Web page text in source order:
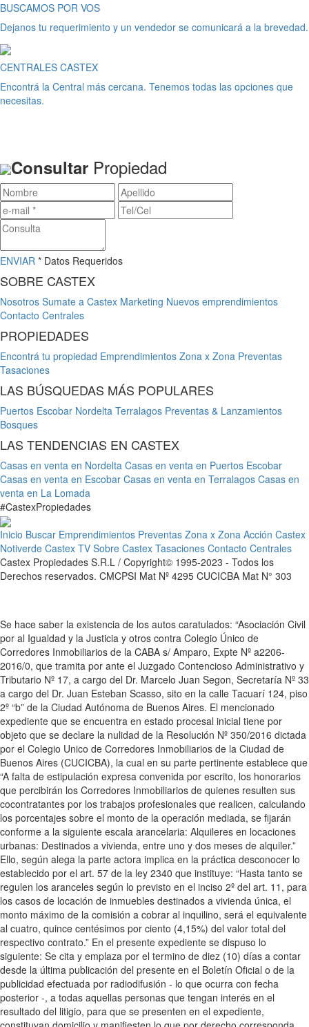
BUSCAMOS POR VOS
Dejanos tu requerimiento y un vendedor se comunicará a la brevedad.
CENTRALES CASTEX
Encontrá la Central más cercana. Tenemos todas las opciones que
necesitas.
Consultar Propiedad
ENVIAR * Datos Requeridos
SOBRE CASTEX
Nosotros Sumate a Castex Marketing Nuevos emprendimientos
Contacto Centrales
PROPIEDADES
Encontrá tu propiedad Emprendimientos Zona x Zona Preventas
Tasaciones
LAS BÚSQUEDAS MÁS POPULARES
Puertos Escobar Nordelta Terralagos Preventas & Lanzamientos
Bosques
LAS TENDENCIAS EN CASTEX
Casas en venta en Nordelta Casas en venta en Puertos Escobar
Casas en venta en Escobar Casas en venta en Terralagos Casas en
venta en La Lomada
#CastexPropiedades
Inicio Buscar Emprendimientos Preventas Zona x Zona Acción Castex
Notiverde Castex TV Sobre Castex Tasaciones Contacto Centrales
Castex Propiedades S.R.L / Copyright© 1995-2023 - Todos los
Derechos reservados. CMCPSI Mat Nº 4295 CUCICBA Mat N° 303
Se hace saber la existencia de los autos caratulados: “Asociación Civil
por al Igualdad y la Justicia y otros contra Colegio Único de
Corredores Inmobiliarios de la CABA s/ Amparo, Expte Nº a2206-
2016/0, que tramita por ante el Juzgado Contencioso Administrativo y
Tributario Nº 17, a cargo del Dr. Marcelo Juan Segon, Secretaría Nº 33
a cargo del Dr. Juan Esteban Scasso, sito en la calle Tacuarí 124, piso
2º “b” de la Ciudad Autónoma de Buenos Aires. El mencionado
expediente que se encuentra en estado procesal inicial tiene por
objeto que se declare la nulidad de la Resolución Nº 350/2016 dictada
por el Colegio Unico de Corredores Inmobiliarios de la Ciudad de
Buenos Aires (CUCICBA), la cual en su parte pertinente establece que
“A falta de estipulación expresa convenida por escrito, los honorarios
que percibirán los Corredores Inmobiliarios de quienes resulten sus
cocontratantes por los trabajos profesionales que realicen, calculando
los porcentajes sobre el monto de la operación mediada, se fijarán
conforme a la siguiente escala arancelaria: Alquileres en locaciones
urbanas: Destinados a vivienda, entre uno y dos meses de alquiler.”
Ello, según alega la parte actora implica en la práctica desconocer lo
establecido por el art. 57 de la ley 2340 que instituye: “Hasta tanto se
regulen los aranceles según lo previsto en el inciso 2º del art. 11, para
los casos de locación de inmuebles destinados a vivienda única, el
monto máximo de la comisión a cobrar al inquilino, será el equivalente
al cuatro, quince centésimos por ciento (4,15%) del valor total del
respectivo contrato.” En el presente expediente se dispuso lo
siguiente: Se cita y emplaza por el termino de diez (10) días a contar
desde la última publicación del presente en el Boletín Oficial o de la
publicidad efectuada por radiodifusión - lo que ocurra con fecha
posterior -, a todas aquellas personas que tengan interés en el
resultado del litigio, para que se presenten en el expediente,